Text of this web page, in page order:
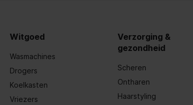
Witgoed
Wasmachines
Drogers
Koelkasten
Vriezers
Verzorging &
gezondheid
Scheren
Ontharen
Haarstyling